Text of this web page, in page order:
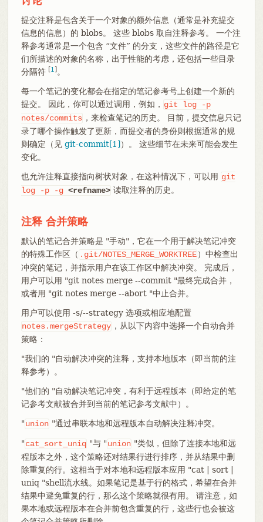
提交注释是包含关于一个对象的额外信息（通常是补充提交
信息的信息）的 blobs。 这些 blobs 取自注释参考。 一个注
释参考通常是一个包含 “文件” 的分支，这些文件的路径是它
们所描述的对象的名称，出于性能的考虑，还包括一些目录
分隔符 [1 ]。
每一个笔记的变化都会在指定的笔记参考号上创建一个新的
提交。 因此，你可以通过调用，例如， git log
-p
notes/commits ，来检查笔记的历史。 目前，提交信息只记
录了哪个操作触发了更新，而提交者的身份则根据通常的规
则确定（见 git-commit[1] ）。 这些细节在未来可能会发生
变化。
也允许注释直接指向树状对象，在这种情况下，可以用 git
log
-p -g <refname> 读取注释的历史。
注释 合并策略
默认的笔记合并策略是 "手动"，它在一个用于解决笔记冲突
的特殊工作区（ .git/NOTES_MERGE_WORKTREE ）中检查出
冲突的笔记，并指示用户在该工作区中解决冲突。 完成后，
用户可以用 "git notes merge --commit "最终完成合并，
或者用 "git notes merge --abort "中止合并。
用户可以使用 -s/--strategy 选项或相应地配置
notes.mergeStrategy ，从以下内容中选择一个自动合并
策略：
"我们的 "自动解决冲突的注释，支持本地版本（即当前的注
释参考）。
"他们的 "自动解决笔记冲突，有利于远程版本（即给定的笔
记参考文献被合并到当前的笔记参考文献中）。
"union "通过串联本地和远程版本自动解决注释冲突。
"cat_sort_uniq "与 "union "类似，但除了连接本地和远
程版本之外，这个策略还对结果行进行排序，并从结果中删
除重复的行。这相当于对本地和远程版本应用 "cat | sort |
uniq "shell流水线。如果笔记是基于行的格式，希望在合并
结果中避免重复的行，那么这个策略就很有用。 请注意，如
果本地或远程版本在合并前包含重复的行，这些行也会被这